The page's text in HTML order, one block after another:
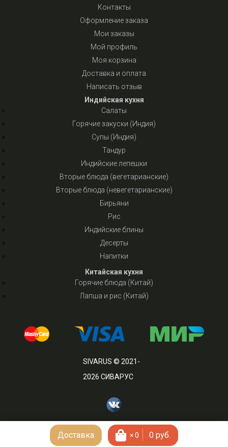
Доставка ×0 0 руб.
Контакты
Оформление заказа
Мои заказы
Мой профиль
Моя корзина
Доставка и оплата
Написать отзыв
Индийская кухня
Салаты
Горячие закуски (Индия)
Супы (Индия)
Тандур
Индийские лепешки
Вторые блюда (вегетарианские)
Вторые блюда (невегетарианские)
Бирьяни
Рис
Индийские блины
Десерты
Напитки
Китайская кухня
Горячие блюда (Китай)
Лапша и рис (Китай)
SIVARUS © 2021-
2026 СИВАРУС